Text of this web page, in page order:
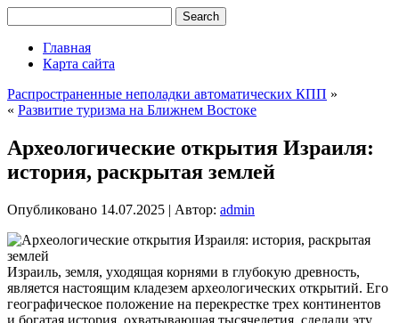
Главная
Карта сайта
Распространенные неполадки автоматических КПП »
« Развитие туризма на Ближнем Востоке
Археологические открытия Израиля:
история, раскрытая землей
Опубликовано 14.07.2025 | Автор: admin
Израиль, земля, уходящая корнями в глубокую древность,
является настоящим кладезем археологических открытий. Его
географическое положение на перекрестке трех континентов
и богатая история, охватывающая тысячелетия, сделали эту